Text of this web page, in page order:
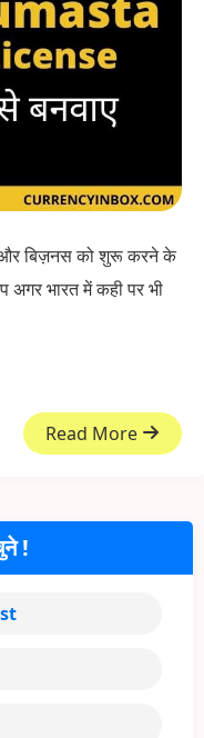
बिज़नस को शुरू करने के
भारत में कही पर भी
Read More
!